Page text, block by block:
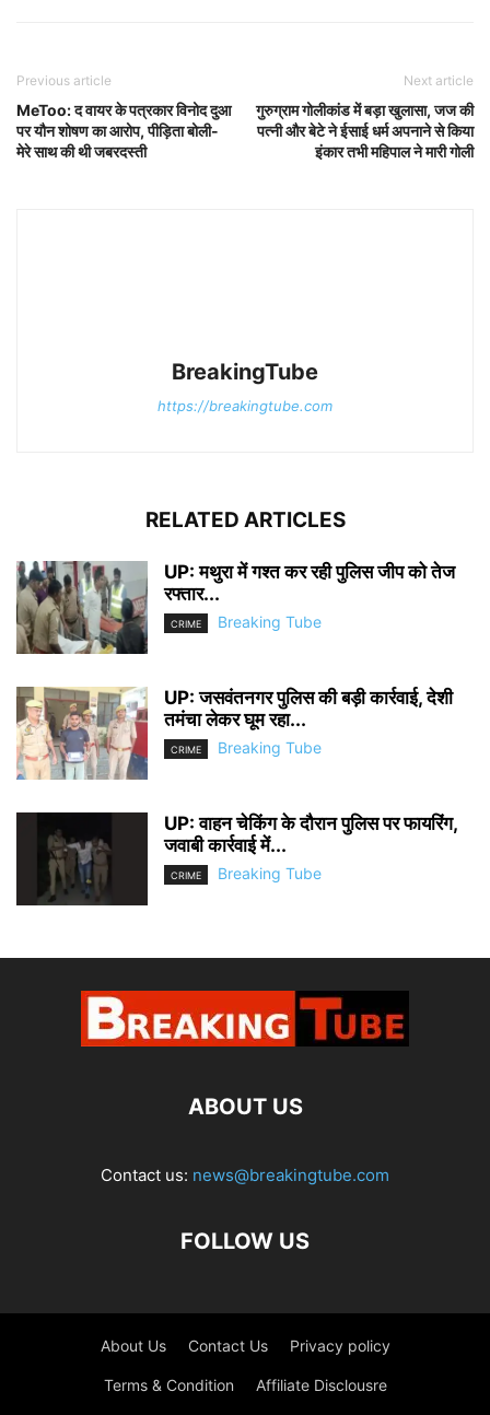
Previous article
MeToo: द वायर के पत्रकार विनोद दुआ
पर यौन शोषण का आरोप, पीड़िता बोली-
मेरे साथ की थी जबरदस्ती
Next article
गुरुग्राम गोलीकांड में बड़ा खुलासा, जज की
पत्नी और बेटे ने ईसाई धर्म अपनाने से किया
इंकार तभी महिपाल ने मारी गोली
BreakingTube
https://breakingtube.com
RELATED ARTICLES
UP: मथुरा में गश्त कर रही पुलिस जीप को तेज
रफ्तार...
CRIME Breaking Tube
UP: जसवंतनगर पुलिस की बड़ी कार्रवाई, देशी
तमंचा लेकर घूम रहा...
CRIME Breaking Tube
UP: वाहन चेकिंग के दौरान पुलिस पर फायरिंग,
जवाबी कार्रवाई में...
CRIME Breaking Tube
ABOUT US
Contact us: news@breakingtube.com
FOLLOW US
About Us Contact Us Privacy policy
Terms & Condition Affiliate Disclousre